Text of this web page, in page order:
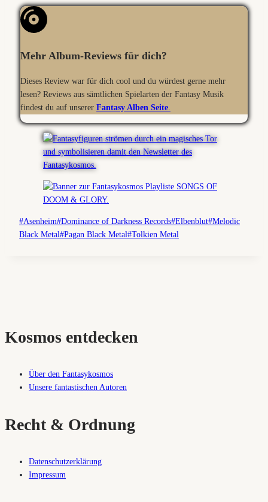
Mehr Album-Reviews für dich?
Dieses Review war für dich cool und du würdest gerne mehr
lesen? Reviews aus sämtlichen Spielarten der Fantasy Musik
findest du auf unserer Fantasy Alben Seite
Schlagworte:
#Asenheim#Dominance of Darkness Records#Elbenblut#Melodic
Black Metal#Pagan Black Metal#Tolkien Metal
Kosmos entdecken
Über den Fantasykosmos
Unsere fantastischen Autoren
Recht & Ordnung
Datenschutzerklärung
Impressum